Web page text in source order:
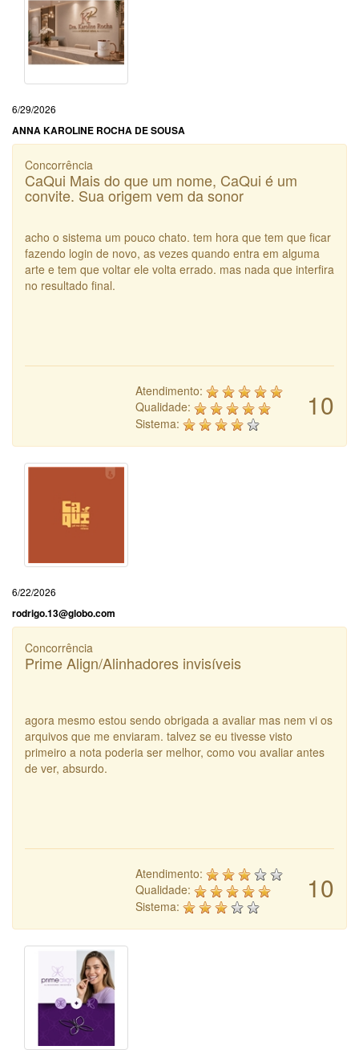
6/29/2026
ANNA KAROLINE ROCHA DE SOUSA
Concorrência
CaQui Mais do que um nome, CaQui é um
convite. Sua origem vem da sonor
acho o sistema um pouco chato. tem hora que tem que ficar
fazendo login de novo, as vezes quando entra em alguma
arte e tem que voltar ele volta errado. mas nada que interfira
no resultado final.
10
Atendimento:
Qualidade:
Sistema:
6/22/2026
rodrigo.13@globo.com
Concorrência
Prime Align/Alinhadores invisíveis
agora mesmo estou sendo obrigada a avaliar mas nem vi os
arquivos que me enviaram. talvez se eu tivesse visto
primeiro a nota poderia ser melhor, como vou avaliar antes
de ver, absurdo.
10
Atendimento:
Qualidade:
Sistema: